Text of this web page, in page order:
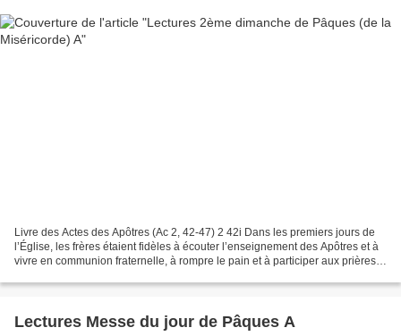
Livre des Actes des Apôtres (Ac 2, 42-47) 2 42i Dans les premiers jours de
l’Église, les frères étaient fidèles à écouter l’enseignement des Apôtres et à
vivre en communion fraternelle, à rompre le pain et à participer aux prières.
Lectures Messe du jour de Pâques A